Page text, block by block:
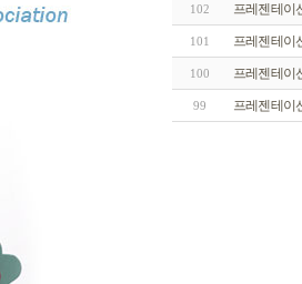
102 프레젠테이
101 프레젠테이
100 프레젠테이
99 프레젠테이